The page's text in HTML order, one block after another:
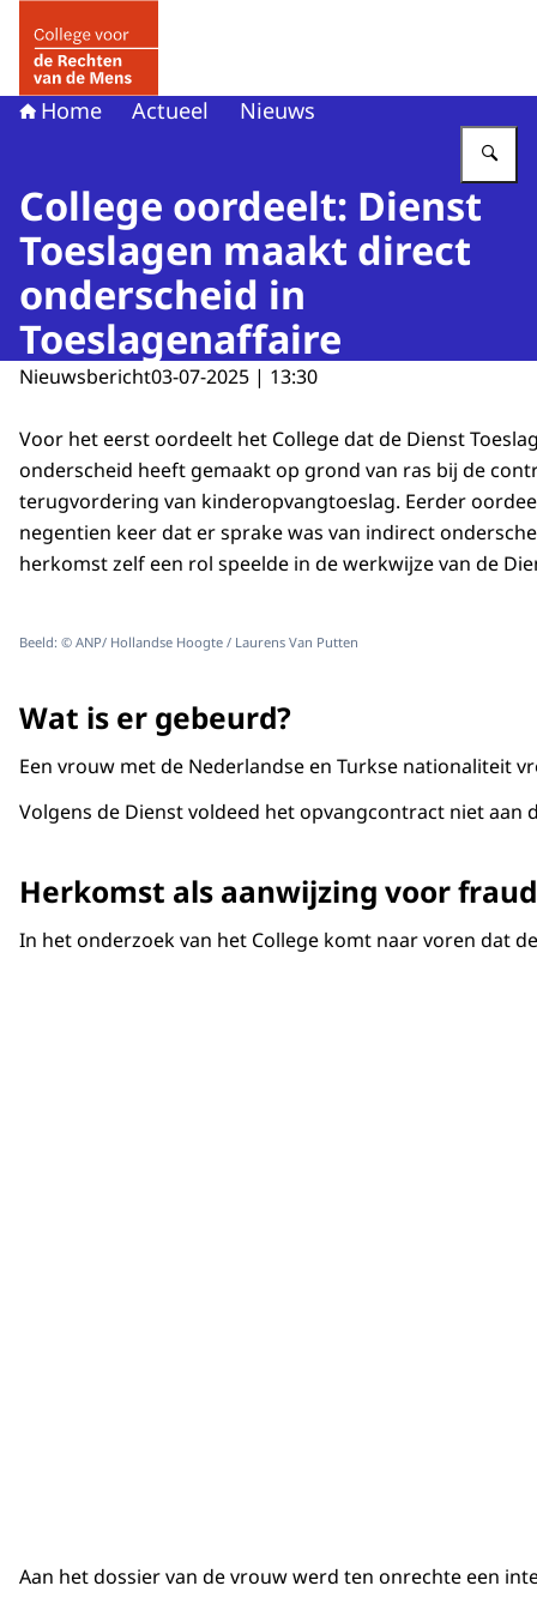
Home Actueel Nieuws
College oordeelt: Dienst
Toeslagen maakt direct
onderscheid in
Toeslagenaffaire
Nieuwsbericht03-07-2025 | 13:30
Voor het eerst oordeelt het College dat de Dienst
onderscheid heeft gemaakt op grond van ras bij de
terugvordering van kinderopvangtoeslag. Eerder
negentien keer dat er sprake was van indirect
herkomst zelf een rol speelde in de werkwijze van de
Beeld: © ANP/ Hollandse Hoogte / Laurens Van Putten
Wat is er gebeurd?
Een vrouw met de Nederlandse en Turkse nationaliteit
Volgens de Dienst voldeed het opvangcontract niet
Herkomst als aanwijzing voor
In het onderzoek van het College komt naar voren dat
Aan het dossier van de vrouw werd ten onrechte een